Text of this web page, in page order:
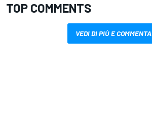
TOP COMMENTS
VEDI DI PIÙ E COMMENTA